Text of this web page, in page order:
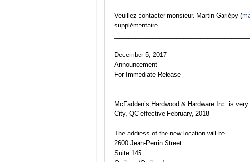
Veuillez contacter monsieur. Martin Gariépy (
supplémentaire.
December 5, 2017
Announcement
For Immediate Release
McFadden’s Hardwood & Hardware Inc. is
City, QC effective February, 2018
The address of the new location will be
2600 Jean-Perrin Street
Suite 145